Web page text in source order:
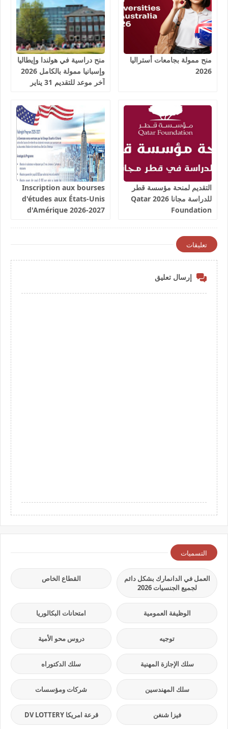
منح ممولة بجامعات أستراليا
2026
منح دراسية في هولندا وإيطاليا
وإسبانيا ممولة بالكامل 2026
آخر موعد للتقديم 31 يناير
التقديم لمنحة مؤسسة قطر
للدراسة مجانا 2026 Qatar
Foundation
Inscription aux bourses
d'études aux États-Unis
d'Amérique 2026-2027
تعليقات
إرسال تعليق
التسميات
العمل في الدانمارك بشكل دائم
لجميع الجنسيات 2026
القطاع الخاص
الوظيفة العمومية امتحانات البكالوريا
توجيه دروس محو الأمية
سلك الإجازة المهنية سلك الدكتوراه
سلك المهندسين شركات ومؤسسات
فيزا شنغن قرعة امريكا DV LOTTERY